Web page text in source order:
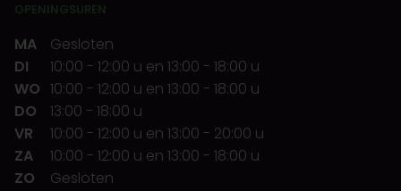
OPENINGSUREN
MA
Gesloten
DI
10:00 - 12:00 u en 13:00 - 18:00 u
WO 10:00 - 12:00 u en 13:00 - 18:00 u
DO
13:00 - 18:00 u
VR
10:00 - 12:00 u en 13:00 - 20:00 u
ZA
10:00 - 12:00 u en 13:00 - 18:00 u
ZO
Gesloten